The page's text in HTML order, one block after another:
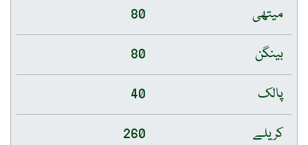
میتھی
80
بینگن
80
پالک
40
کریلے
260